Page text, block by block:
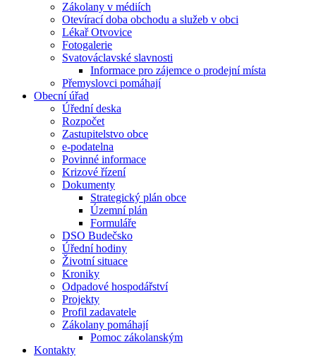
Zákolany v médiích
Otevírací doba obchodu a služeb v obci
Lékař Otvovice
Fotogalerie
Svatováclavské slavnosti
Informace pro zájemce o prodejní místa
Přemyslovci pomáhají
Obecní úřad
Úřední deska
Rozpočet
Zastupitelstvo obce
e-podatelna
Povinné informace
Krizové řízení
Dokumenty
Strategický plán obce
Územní plán
Formuláře
DSO Budečsko
Úřední hodiny
Životní situace
Kroniky
Odpadové hospodářství
Projekty
Profil zadavatele
Zákolany pomáhají
Pomoc zákolanským
Kontakty